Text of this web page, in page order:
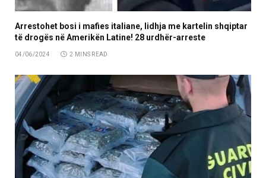
Arrestohet bosi i mafies italiane, lidhja me kartelin shqiptar
të drogës në Amerikën Latine! 28 urdhër-arreste
04/06/2024 2 MINS READ